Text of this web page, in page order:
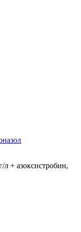
л + азоксистробин,